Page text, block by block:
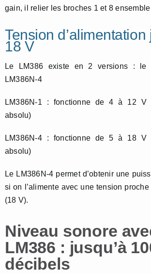
gain, il relier les broches 1 et 8
Tension d’alimentation
18 V
Le LM386 existe en 2 versions : le
LM386N-4
LM386N-1 : fonctionne de 4 à 12 V
absolu)
LM386N-4 : fonctionne de 5 à 18 V
absolu)
Le LM386N-4 permet d’obtenir une
si on l’alimente avec une tension
(18 V).
Niveau sonore
LM386 : jusqu’à
décibels